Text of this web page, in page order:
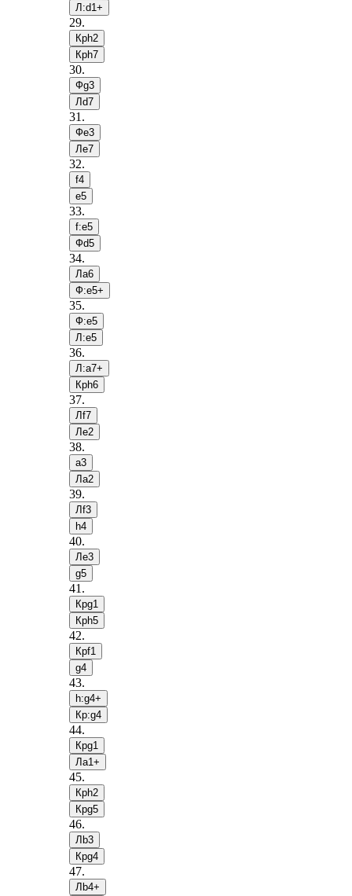
Л:d1+
29.
Крh2
Крh7
30.
Фg3
Лd7
31 .
Фe3
Лe7
32.
f4
e5
33.
f:e5
Фd5
34.
Лa6
Ф:e5+
35.
Ф:e5
Л:e5
36.
Л:a7+
Крh6
37.
Лf7
Лe2
38.
a3
Лa2
39.
Лf3
h4
40.
Лe3
g5
41 .
Крg1
Крh5
42.
Крf1
g4
43.
h:g4+
Кр:g4
44.
Крg1
Лa1+
45.
Крh2
Крg5
46.
Лb3
Крg4
47.
Лb4+